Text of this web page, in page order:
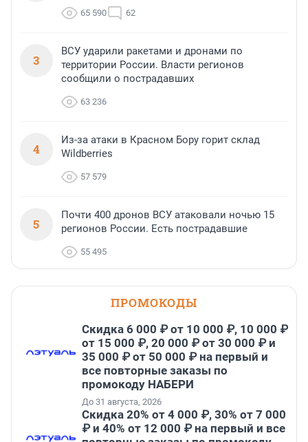
65 590 62
3
ВСУ ударили ракетами и дронами по
территории России. Власти регионов
сообщили о пострадавших
63 236
4
Из-за атаки в Красном Бору горит склад
Wildberries
57 579
5
Почти 400 дронов ВСУ атаковали ночью 15
регионов России. Есть пострадавшие
55 495
ПРОМОКОДЫ
Скидка 6 000 ₽ от 10 000 ₽, 10 000 ₽
от 15 000 ₽, 20 000 ₽ от 30 000 ₽ и
35 000 ₽ от 50 000 ₽ на первый и
все повторные заказы по
промокоду НАБЕРИ
До 31 августа, 2026
Скидка 20% от 4 000 ₽, 30% от 7 000
₽ и 40% от 12 000 ₽ на первый и все